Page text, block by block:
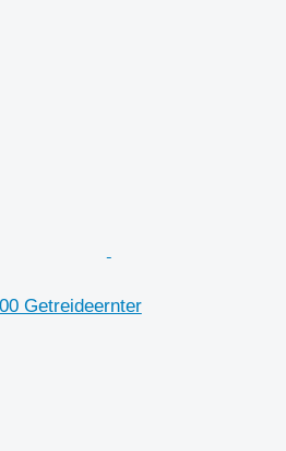
Getreideernter